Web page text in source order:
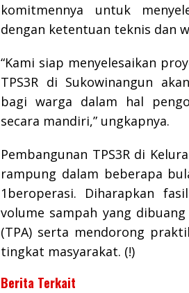
komitmennya untuk
dengan ketentuan teknis dan
“Kami siap menyelesaikan
TPS3R di Sukowinangun
bagi warga dalam hal
secara mandiri,” ungkapnya.
Pembangunan TPS3R di
rampung dalam beberapa
1beroperasi. Diharapkan
volume sampah yang
(TPA) serta mendorong
tingkat masyarakat. (!)
Berita Terkait